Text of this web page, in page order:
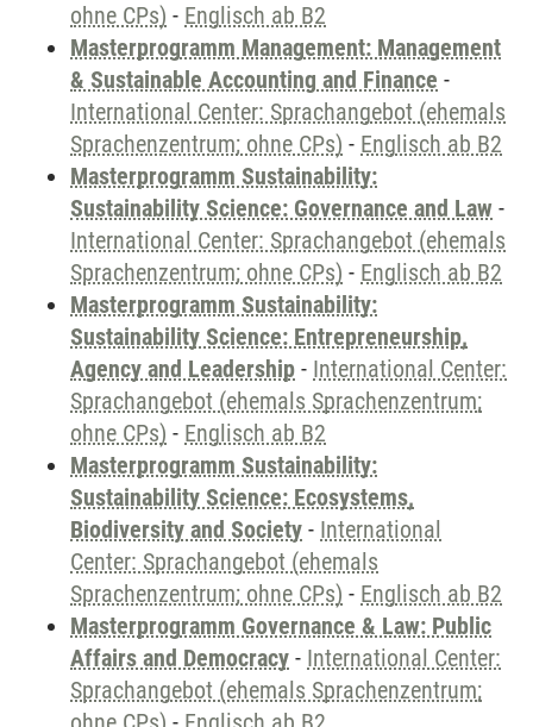
ohne CPs) - Englisch ab B2
Masterprogramm Management: Management
& Sustainable Accounting and Finance -
International Center: Sprachangebot (ehemals
Sprachenzentrum; ohne CPs) - Englisch ab B2
Masterprogramm Sustainability:
Sustainability Science: Governance and Law -
International Center: Sprachangebot (ehemals
Sprachenzentrum; ohne CPs) - Englisch ab B2
Masterprogramm Sustainability:
Sustainability Science: Entrepreneurship,
Agency and Leadership - International Center:
Sprachangebot (ehemals Sprachenzentrum;
ohne CPs) - Englisch ab B2
Masterprogramm Sustainability:
Sustainability Science: Ecosystems,
Biodiversity and Society - International
Center: Sprachangebot (ehemals
Sprachenzentrum; ohne CPs) - Englisch ab B2
Masterprogramm Governance & Law: Public
Affairs and Democracy - International Center:
Sprachangebot (ehemals Sprachenzentrum;